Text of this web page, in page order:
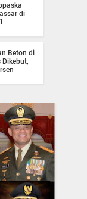
di
Beton di
Dikebut,